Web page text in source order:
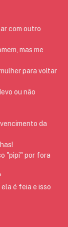
com outro
mas me
para voltar
ou não
da
"pipi" por fora
é feia e isso